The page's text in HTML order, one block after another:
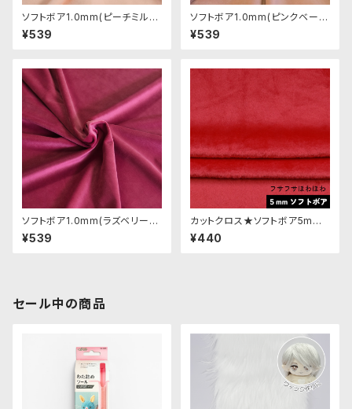
ソフトボア1.0mm(ピーチミル
ク)SSB053 ぬいぐるみ用短毛
ボア生地 20cm
¥539
ソフトボア1.0mm(ピンクベージ
ュ)SSB109 ぬいぐるみ用短毛
ボア生地 20cm
¥539
ソフトボア1.0mm(ラズベリー)S
SB050 ぬいぐるみ用短毛ボア
生地 20cm
¥539
カットクロス★ソフトボア5mm
(レッド)LB007 ボア生地 50c
m × 45cm
¥440
セール中の商品